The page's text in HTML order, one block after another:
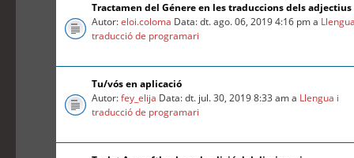
Tractamen del Génere en les traduccions dels adjectius
Autor:eloi.coloma Data: dt. ago. 06, 2019 4:16 pm a
traducció de programari
Tu/vós en aplicació
Autor:fey_elija Data: dt. jul. 30, 2019 8:33 am a Llengua i
traducció de programari